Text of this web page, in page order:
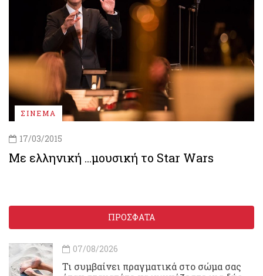
ΣΙΝΕΜΑ
17/03/2015
Με ελληνική ...μουσική το Star Wars
ΠΡΟΣΦΑΤΑ
07/08/2026
Τι συμβαίνει πραγματικά στο σώμα σας